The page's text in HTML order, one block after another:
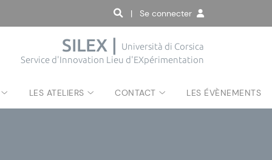
| Se connecter
SILEX |
Università di Corsica
Service d'Innovation Lieu d'EXpérimentation
LES ATELIERS CONTACT LES ÉVÈNEMENTS